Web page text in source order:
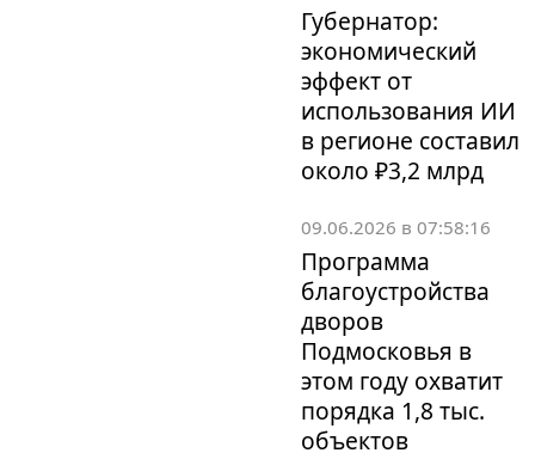
Губернатор:
экономический
эффект от
использования ИИ
в регионе составил
около ₽3,2 млрд
09.06.2026 в 07:58:16
Программа
благоустройства
дворов
Подмосковья в
этом году охватит
порядка 1,8 тыс.
объектов